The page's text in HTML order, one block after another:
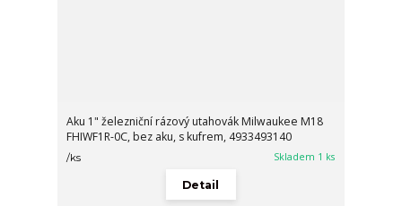
Aku 1" železniční rázový utahovák Milwaukee M18
FHIWF1R-0C, bez aku, s kufrem, 4933493140
/ks Skladem 1 ks
Detail